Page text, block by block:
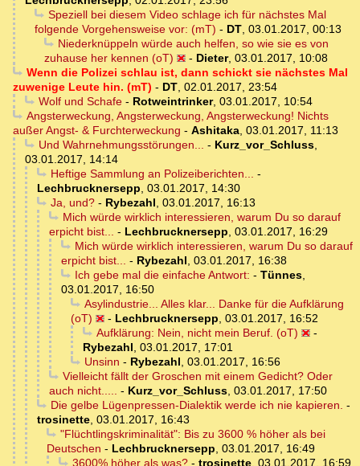
Speziell bei diesem Video schlage ich für nächstes Mal
folgende Vorgehensweise vor: (mT) - DT 03.01.2017, 00:13
Niederknüppeln würde auch helfen, so wie sie es von
zuhause her kennen (oT)
- Dieter, 03.01.2017, 10:08
Wenn die Polizei schlau ist, dann schickt sie nächstes Mal
zuwenige Leute hin. (mT) - DT 02.01.2017, 23:54
Wolf und Schafe- Rotweintrinker, 03.01.2017, 10:54
Angsterweckung, Angsterweckung, Angsterweckung! Nichts
außer Angst- & Furchterweckung - Ashitaka 03.01.2017, 11:13
Und Wahrnehmungsstörungen...
- Kurz_vor_Schluss,
03.01.2017, 14:14
Heftige Sammlung an Polizeiberichten...
-
Lechbrucknersepp 03.01.2017, 14:30
Ja, und?- Rybezahl 03.01.2017, 16:13
Mich würde wirklich interessieren, warum Du so darauf
erpicht bist...
- Lechbrucknersepp 03.01.2017, 16:29
Mich würde wirklich interessieren, warum Du so darauf
erpicht bist...
- Rybezahl 03.01.2017, 16:38
Ich gebe mal die einfache Antwort: - Tünnes,
03.01.2017, 16:50
Asylindustrie... Alles klar... Danke für die Aufklärung
(oT)
- Lechbrucknersepp 03.01.2017, 16:52
Aufklärung: Nein, nicht mein Beruf. (oT)
-
Rybezahl 03.01.2017, 17:01
Unsinn - Rybezahl 03.01.2017, 16:56
Vielleicht fällt der Groschen mit einem Gedicht? Oder
auch nicht.....
- Kurz_vor_Schluss 03.01.2017, 17:50
Die gelbe Lügenpressen-Dialektik werde ich nie kapieren. -
trosinette 03.01.2017, 16:43
"Flüchtlingskriminalität": Bis zu 3600 % höher als bei
Deutschen - Lechbrucknersepp 03.01.2017, 16:49
3600% höher als was?- trosinette, 03.01.2017, 16:59